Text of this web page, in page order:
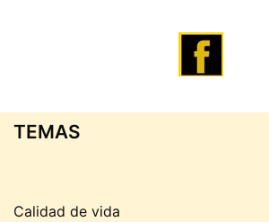
TEMAS
Calidad de vida